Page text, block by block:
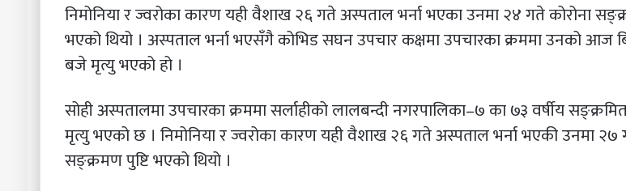
निमोनिया र ज्वरोका कारण यही वैशाख २६ गते अस्पताल भर्ना भएका उनमा २४ गते कोरोना
भएको थियो । अस्पताल भर्ना भएसँगै कोभिड सघन उपचार कक्षमा उपचारका क्रममा उनको आज
बजे मृत्यु भएको हो ।
सोही अस्पतालमा उपचारका क्रममा सर्लाहीको लालबन्दी नगरपालिका–७ का ७३ वर्षीय
मृत्यु भएको छ । निमोनिया र ज्वरोका कारण यही वैशाख २६ गते अस्पताल भर्ना भएकी उनमा २७
सङ्क्रमण पुष्टि भएको थियो ।